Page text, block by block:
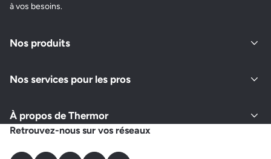
à vos besoins.
Nos produits
Nos services pour les pros
À propos de Thermor
Retrouvez-nous sur vos réseaux